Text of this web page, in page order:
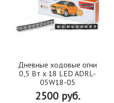
Дневные ходовые огни
0,5 Вт х 18 LED ADRL-
05W18-05
2500 руб.